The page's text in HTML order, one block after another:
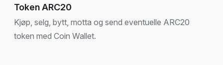
Token ARC20
Kjøp, selg, bytt, motta og send eventuelle ARC20
token med Coin Wallet.